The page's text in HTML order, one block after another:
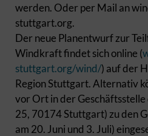
werden. Oder per Mail an
stuttgart.org.
Der neue Planentwurf zur
Windkraft findet sich online (
stuttgart.org/wind/) auf der
Region Stuttgart. Alternativ
vor Ort in der
25, 70174 Stuttgart) zu den
am 20. Juni und 3. Juli)